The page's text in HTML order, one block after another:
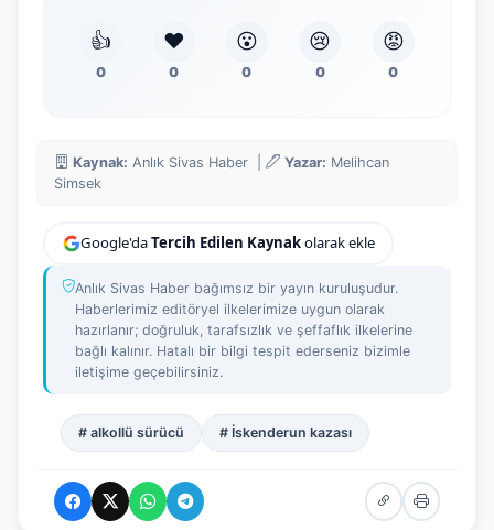
👍
0
❤️
0
😮
0
😢
0
😡
0
Kaynak: Anlık Sivas Haber | Yazar: Melihcan
Simsek
Google'daTercih Edilen Kaynakolarak ekle
Anlık Sivas Haber bağımsız bir yayın kuruluşudur.
Haberlerimiz editöryel ilkelerimize uygun olarak
hazırlanır; doğruluk, tarafsızlık ve şeffaflık ilkelerine
bağlı kalınır. Hatalı bir bilgi tespit ederseniz bizimle
iletişime geçebilirsiniz.
# alkollü sürücü # İskenderun kazası